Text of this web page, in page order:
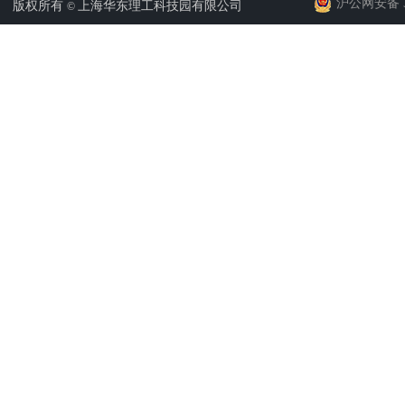
版权所有 © 上海华东理工科技园有限公司 沪公网安备